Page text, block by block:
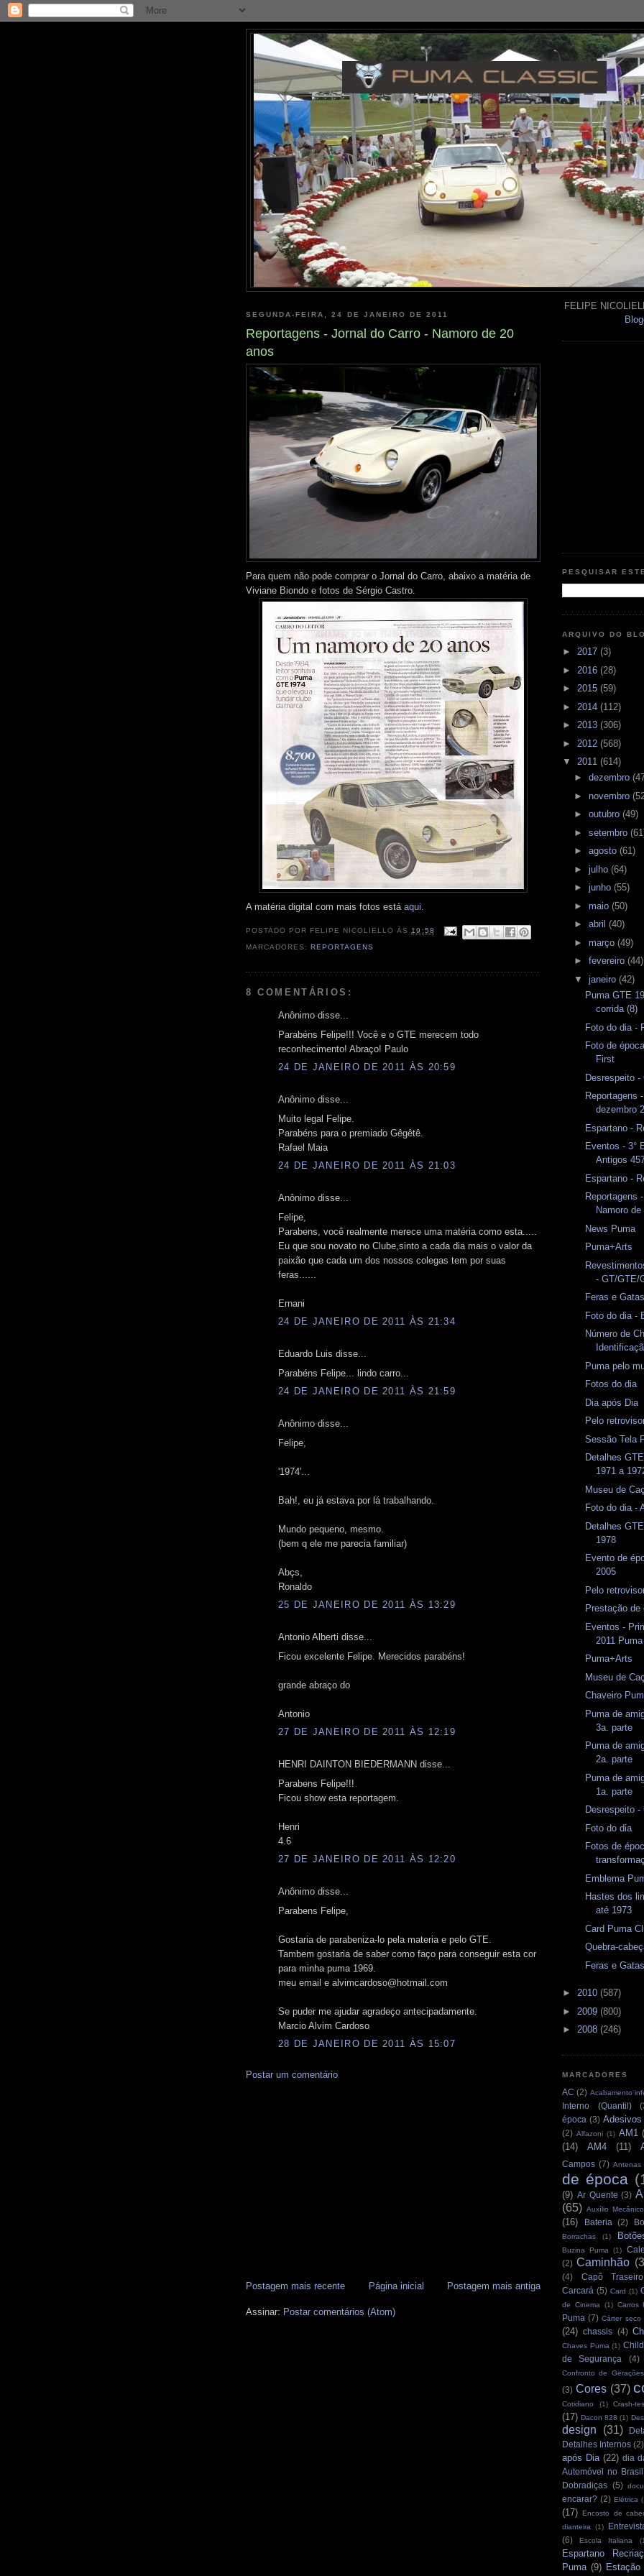
SEGUNDA-FEIRA, 24 DE JANEIRO DE 2011
Reportagens - Jornal do Carro - Namoro de 20
anos
Para quem não pode comprar o Jornal do Carro, abaixo a matéria de
Viviane Biondo e fotos de Sérgio Castro.
A matéria digital com mais fotos está aqui
POSTADO POR FELIPE NICOLIELLO ÀS19:58
MARCADORES:REPORTAGENS
8 COMENTÁRIOS:
Anônimo disse...
Parabéns Felipe!!! Você e o GTE merecem todo
reconhecimento! Abraço! Paulo
24 DE JANEIRO DE 2011 ÀS 20:59
Anônimo disse...
Muito legal Felipe.
Parabéns para o premiado Gêgêtê.
Rafael Maia
24 DE JANEIRO DE 2011 ÀS 21:03
Anônimo disse...
Felipe,
Parabens, você realmente merece uma matéria como esta.....
Eu que sou novato no Clube,sinto a cada dia mais o valor da
paixão que cada um dos nossos colegas tem por suas
feras......
Ernani
24 DE JANEIRO DE 2011 ÀS 21:34
Eduardo Luis disse...
Parabéns Felipe... lindo carro...
24 DE JANEIRO DE 2011 ÀS 21:59
Anônimo disse...
Felipe,
'1974'...
Bah!, eu já estava por lá trabalhando.
Mundo pequeno, mesmo.
(bem q ele me parecia familiar)
Abçs,
Ronaldo
25 DE JANEIRO DE 2011 ÀS 13:29
Antonio Alberti disse...
Ficou excelente Felipe. Merecidos parabéns!
grande abraço do
Antonio
27 DE JANEIRO DE 2011 ÀS 12:19
HENRI DAINTON BIEDERMANN disse...
Parabens Felipe!!!
Ficou show esta reportagem.
Henri
4.6
27 DE JANEIRO DE 2011 ÀS 12:20
Anônimo disse...
Parabens Felipe,
Gostaria de parabeniza-lo pela materia e pelo GTE.
Tambem gostaria de saber como faço para conseguir esta cor
para minha puma 1969.
meu email e alvimcardoso@hotmail.com
Se puder me ajudar agradeço antecipadamente.
Marcio Alvim Cardoso
28 DE JANEIRO DE 2011 ÀS 15:07
Postar um comentário
Postagem mais recente Postagem mais antiga
Página inicial
Assinar: Postar comentários (Atom)
FELIPE
PESQUISAR
ARQUIVO DO
► 2017 (3)
► 2016 (28)
► 2015 (59)
► 2014 (112)
► 2013 (306)
► 2012 (568)
▼ 2011 (614)
► dezembro
► novembro
► outubro (49)
► setembro
► agosto (61)
► julho (64)
► junho (55)
► maio (50)
► abril (40)
► março (49)
► fevereiro (44)
▼ janeiro (42)
Puma GTE
corrida (8)
Foto do dia -
Foto de
First
Desrespeito -
Reportagens
dezembro
Espartano -
Eventos - 3°
Antigos
Espartano -
Reportagens
Namoro
News Puma
Puma+Arts
- GT/GTE/
Feras e Gatas
Foto do dia -
Número de
Puma pelo
Fotos do dia
Dia após Dia
Pelo
Sessão Tela
Detalhes
1971 a
Museu de
Foto do dia -
Detalhes
1978
Evento de
2005
Pelo
Prestação de
Eventos -
2011
Puma+Arts
Museu de
Chaveiro
Puma de
3a. parte
Puma de
2a. parte
Puma de
1a. parte
Desrespeito -
Foto do dia
Fotos de
Emblema
Hastes dos
até 1973
Card Puma
Quebra-
Feras e Gatas
► 2010 (587)
► 2009 (800)
► 2008 (246)
MARCADORES
AC (2) Acabamento
Interno (Quantil)
época (3) Adesivos
(2) Alfazoni (1) AM1
(14)
AM4 (11)
Campos (7) Antenas
de época
(9) Ar Quente (3)
(65) Auxílio Mecânico
(16)
Bateria (2)
Borrachas (1)
Buzina Puma (1)
(2) Caminhão
(4)
Capô Traseiro
Carcará (5) Card (1)
de Cinema (1) Carros
Puma (7) Cárter seco
(24) chassis (4)
Chaves Puma (1)
de Segurança
(4)
Confronto de Gerações
(3) Cores (37)
Cotidiano (1) Crash-
(17) Dacon 828 (1)
design (31)
Detalhes Internos (2)
após Dia (22) dia
Automóvel no Brasil
Dobradiças (5)
encarar? (2) Elétrica
(17) Encosto de
dianteira (1)
(6)
Escola Italiana
Espartano
Puma (9) Estação